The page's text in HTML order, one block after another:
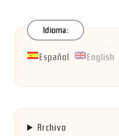
Idioma:
Español English
Archivo